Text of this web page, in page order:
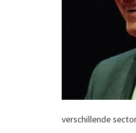
verschillende